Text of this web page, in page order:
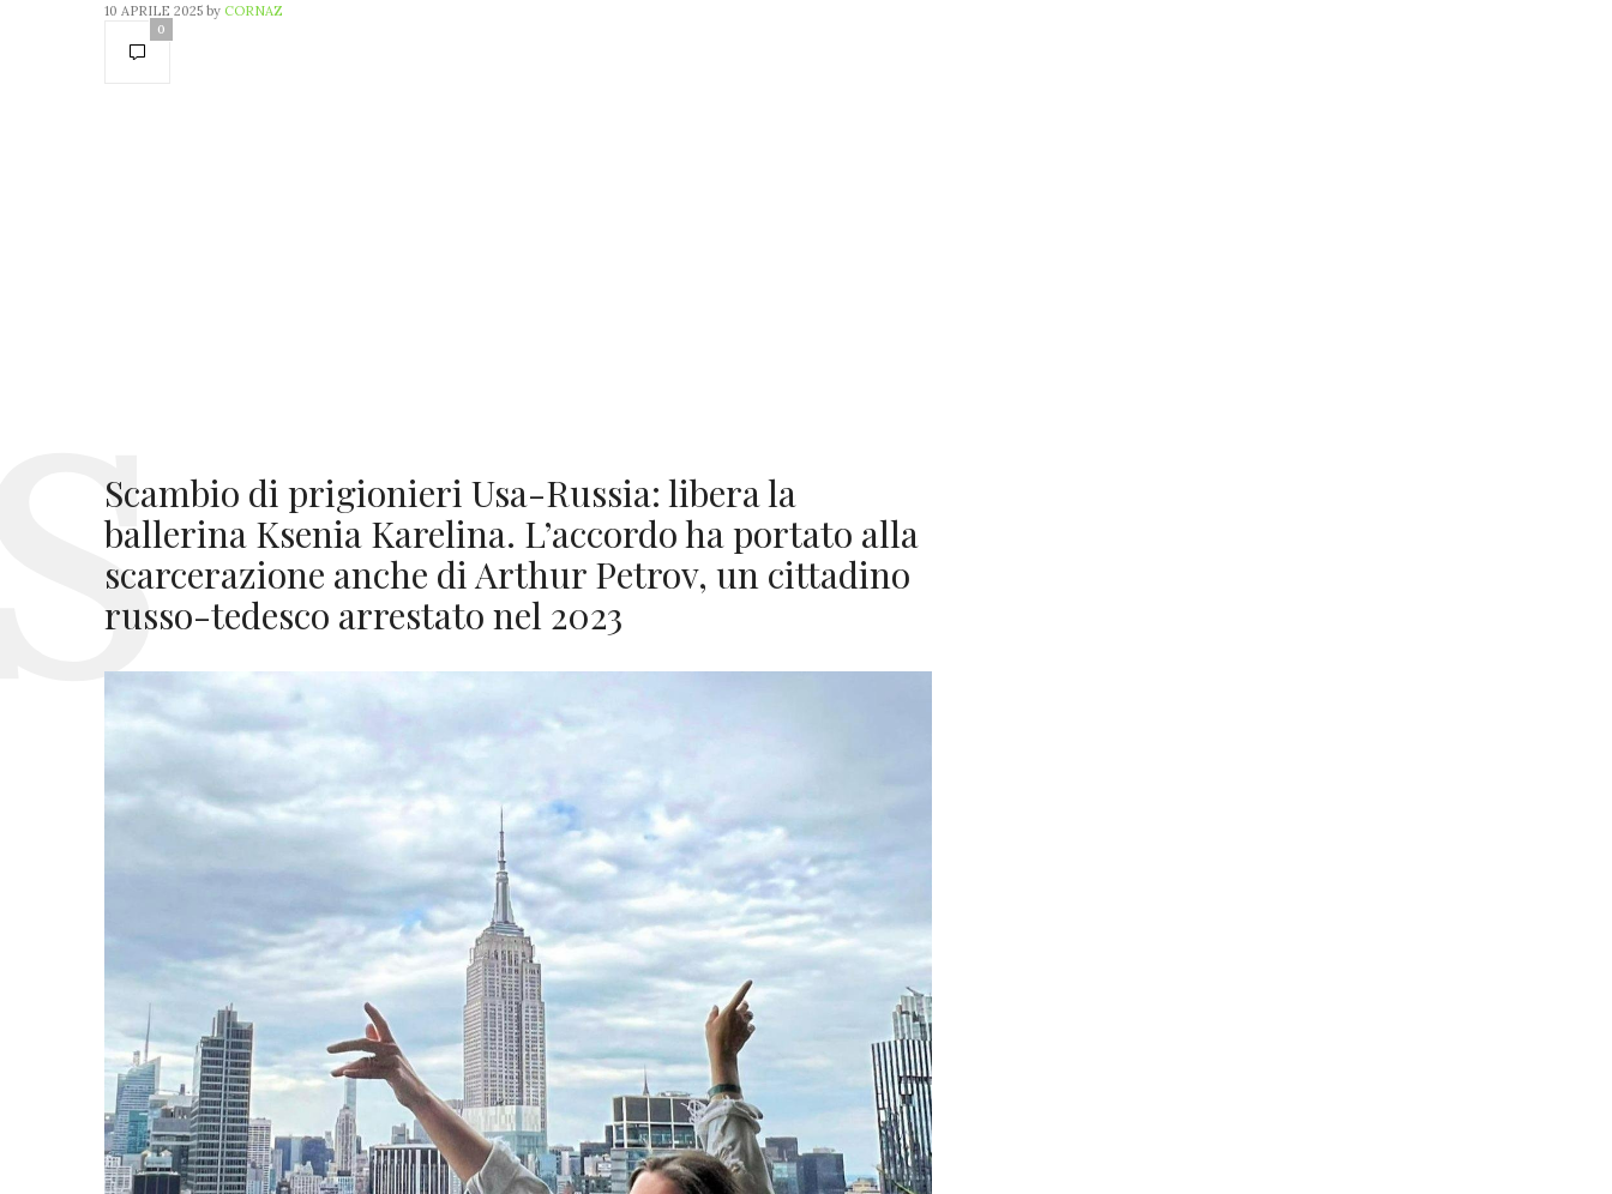
10 APRILE 2025 by CORNAZ
0
Scambio di prigionieri Usa-Russia: libera la
ballerina Ksenia Karelina. L’accordo ha portato alla
scarcerazione anche di Arthur Petrov, un cittadino
russo-tedesco arrestato nel 2023